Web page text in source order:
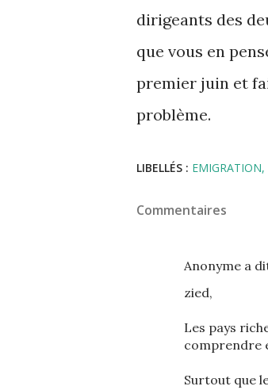
dirigeants des
que vous en
premier juin et
problème.
LIBELLÉS : EMIGRATION
Commentaires
Anonyme a
zied,
Les pays
comprendre
Surtout que